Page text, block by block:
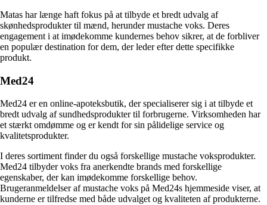
Matas har længe haft fokus på at tilbyde et bredt udvalg af
skønhedsprodukter til mænd, herunder mustache voks. Deres
engagement i at imødekomme kundernes behov sikrer, at de forbliver
en populær destination for dem, der leder efter dette specifikke
produkt.
Med24
Med24 er en online-apoteksbutik, der specialiserer sig i at tilbyde et
bredt udvalg af sundhedsprodukter til forbrugerne. Virksomheden har
et stærkt omdømme og er kendt for sin pålidelige service og
kvalitetsprodukter.
I deres sortiment finder du også forskellige mustache voksprodukter.
Med24 tilbyder voks fra anerkendte brands med forskellige
egenskaber, der kan imødekomme forskellige behov.
Brugeranmeldelser af mustache voks på Med24s hjemmeside viser, at
kunderne er tilfredse med både udvalget og kvaliteten af produkterne.